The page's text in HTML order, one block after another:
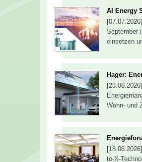
AI Energy
September
einsetzen
Hager:
Wohn- und
to-X-